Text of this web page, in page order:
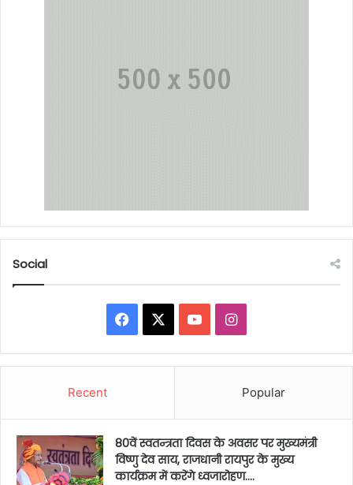
Social
Facebook YouTubeInstagram
Recent Popular
80वें स्वतन्त्रता दिवस के अवसर पर मुख्यमंत्री
विष्णु देव साय, राजधानी रायपुर के मुख्य
कार्यक्रम में करेंगे ध्वजारोहण….